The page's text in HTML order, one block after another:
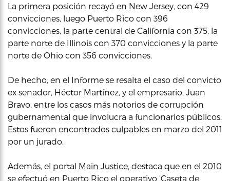
La primera posición recayó en New Jersey, con 429
convicciones, luego Puerto Rico con 396
convicciones, la parte central de California con 375, la
parte norte de Illinois con 370 convicciones y la parte
norte de Ohio con 356 convicciones.
De hecho, en el Informe se resalta el caso del convicto
ex senador, Héctor Martínez, y el empresario, Juan
Bravo, entre los casos más notorios de corrupción
gubernamental que involucra a funcionarios públicos.
Estos fueron encontrados culpables en marzo del 2011
por un jurado.
Además, el portal Main Justice , destaca que en el 2010
se efectuó en Puerto Rico el operativo ‘Caseta de